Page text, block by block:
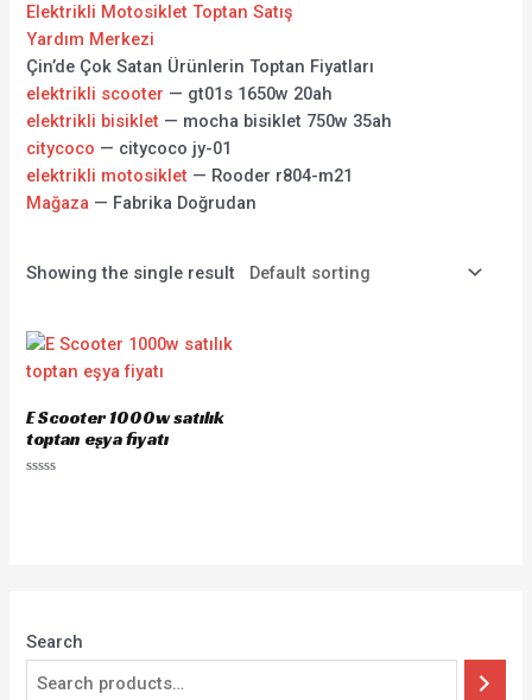
Search
Elektrikli Motosiklet Toptan Satış
Yardım Merkezi
Çin’de Çok Satan Ürünlerin Toptan Fiyatları
elektrikli scooter — gt01s 1650w 20ah
elektrikli bisiklet — mocha bisiklet 750w 35ah
citycoco — citycoco jy-01
elektrikli motosiklet — Rooder r804-m21
Mağaza — Fabrika Doğrudan
Showing the single result
E Scooter 1000w satılık
toptan eşya fiyatı